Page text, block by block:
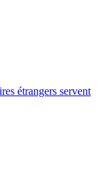
étrangers servent